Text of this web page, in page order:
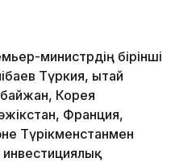
министрдің бірінші
Түркия, Қытай
Корея
Франция,
Түрікменстанмен